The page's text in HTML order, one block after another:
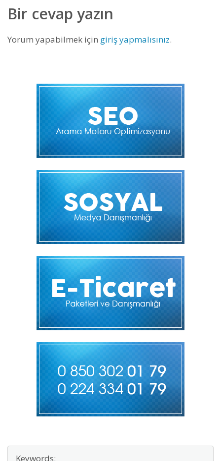
Bir cevap yazın
Yorum yapabilmek için giriş yapmalısınız.